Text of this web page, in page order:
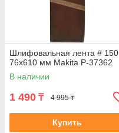
Шлифовальная лента # 150
76x610 мм Makita P-37362
В наличии
1 490 ₸ 4 995 ₸
Купить